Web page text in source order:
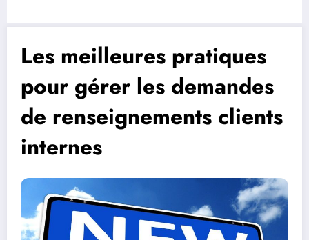
Les meilleures pratiques
pour gérer les demandes
de renseignements clients
internes